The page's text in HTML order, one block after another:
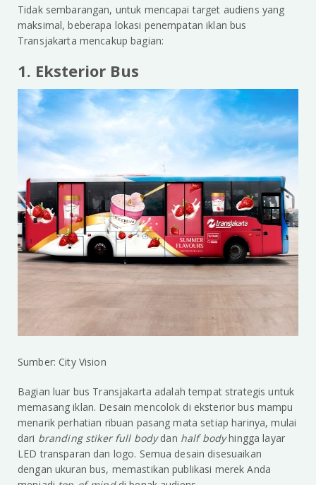
Tidak sembarangan, untuk mencapai target audiens yang
maksimal, beberapa lokasi penempatan iklan bus
Transjakarta mencakup bagian:
1. Eksterior Bus
Sumber: City Vision
Bagian luar bus Transjakarta adalah tempat strategis untuk
memasang iklan. Desain mencolok di eksterior bus mampu
menarik perhatian ribuan pasang mata setiap harinya, mulai
dari branding stiker full bodydan half bodyhingga layar
LED transparan dan logo. Semua desain disesuaikan
dengan ukuran bus, memastikan publikasi merek Anda